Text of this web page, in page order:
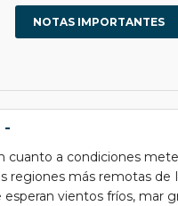
NOTAS IMPORTANTES
-
cuanto a condiciones
regiones más remotas
vientos fríos, mar